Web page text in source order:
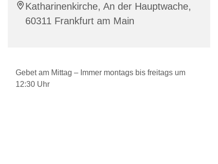
Katharinenkirche, An der Hauptwache,
60311 Frankfurt am Main
Gebet am Mittag – Immer montags bis freitags um
12:30 Uhr